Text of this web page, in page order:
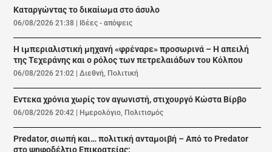
Καταργώντας το δικαίωμα στο άσυλο
06/08/2026 21:38 | Ιδέες - απόψεις
Η ιμπεριαλιστική μηχανή «φρέναρε» προσωρινά – Η απειλή
της Τεχεράνης και ο ρόλος των πετρελαιάδων του Κόλπου
06/08/2026 21:02 |Διεθνή Πολιτική
Εντεκα χρόνια χωρίς τον αγωνιστή, στιχουργό Κώστα Βίρβο
06/08/2026 20:42 | Ημερολόγιο Πολιτισμός
Predator, σιωπή και… πολιτική ανταμοιβή – Από το Predator
στο ψηφοδέλτιο Επικρατείας;